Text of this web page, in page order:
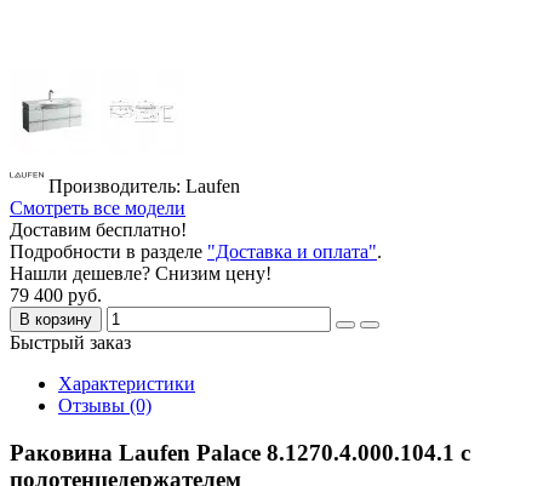
Производитель: Laufen
Смотреть все модели
Доставим бесплатно!
Подробности в разделе "Доставка и оплата".
Нашли дешевле? Снизим цену!
79 400 руб.
В корзину
Быстрый заказ
Характеристики
Отзывы (0)
Раковина Laufen Palace 8.1270.4.000.104.1 с
полотенцедержателем